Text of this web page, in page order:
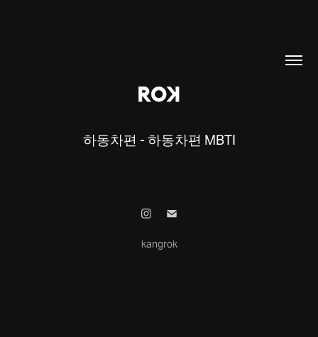
하동차편 - 하동차편 MBTI
kangrok